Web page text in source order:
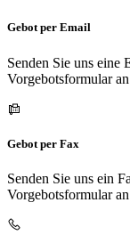
Gebot per Email
Senden Sie uns eine
Vorgebotsformular
Gebot per Fax
Senden Sie uns ein
Vorgebotsformular